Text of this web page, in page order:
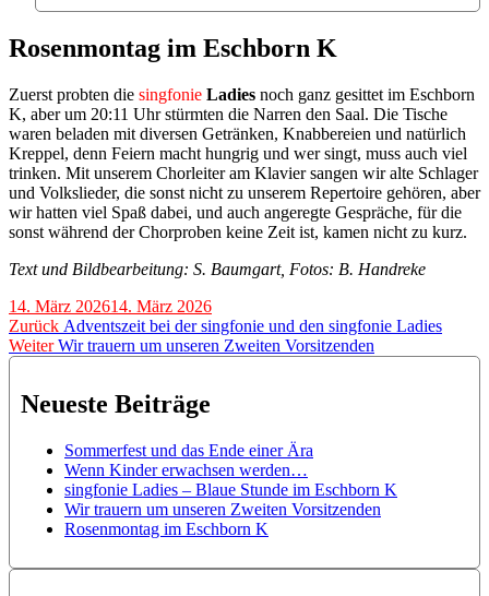
Rosenmontag im Eschborn K
Zuerst probten die singfonie Ladies noch ganz gesittet im Eschborn
K, aber um 20:11 Uhr stürmten die Narren den Saal. Die Tische
waren beladen mit diversen Getränken, Knabbereien und natürlich
Kreppel, denn Feiern macht hungrig und wer singt, muss auch viel
trinken. Mit unserem Chorleiter am Klavier sangen wir alte Schlager
und Volkslieder, die sonst nicht zu unserem Repertoire gehören, aber
wir hatten viel Spaß dabei, und auch angeregte Gespräche, für die
sonst während der Chorproben keine Zeit ist, kamen nicht zu kurz.
Text und Bildbearbeitung: S. Baumgart, Fotos: B. Handreke
Veröffentlicht
am
14. März 202614. März 2026
Beitragsnavigation
Zurück Vorheriger
Beitrag:
Adventszeit bei der singfonie und den singfonie Ladies
Weiter Nächster
Wir trauern um unseren Zweiten Vorsitzenden
Neueste Beiträge
Sommerfest und das Ende einer Ära
Wenn Kinder erwachsen werden…
singfonie Ladies – Blaue Stunde im Eschborn K
Wir trauern um unseren Zweiten Vorsitzenden
Rosenmontag im Eschborn K